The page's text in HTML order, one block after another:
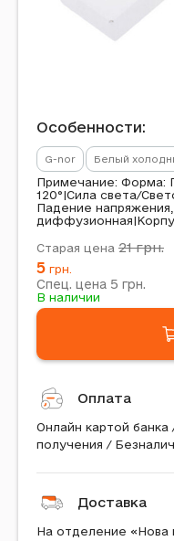
Особенности:
G-nor Белый
Примечание: Форма:
120°|Сила света/
Падение
Старая цена 21грн.
5 грн.
Спец. цена 5 грн.
В наличии
Оплата
Онлайн картой
получения /
Доставка
На отделение «Нова